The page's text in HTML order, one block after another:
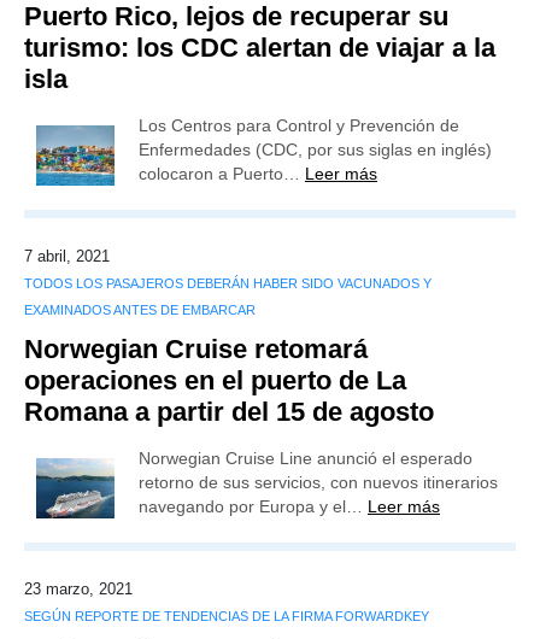
Puerto Rico, lejos de recuperar su
turismo: los CDC alertan de viajar a la
isla
Los Centros para Control y Prevención de
Enfermedades (CDC, por sus siglas en inglés)
colocaron a Puerto… Leer más
7 abril, 2021
TODOS LOS PASAJEROS DEBERÁN HABER SIDO VACUNADOS Y
EXAMINADOS ANTES DE EMBARCAR
Norwegian Cruise retomará
operaciones en el puerto de La
Romana a partir del 15 de agosto
Norwegian Cruise Line anunció el esperado
retorno de sus servicios, con nuevos itinerarios
navegando por Europa y el… Leer más
23 marzo, 2021
SEGÚN REPORTE DE TENDENCIAS DE LA FIRMA FORWARDKEY